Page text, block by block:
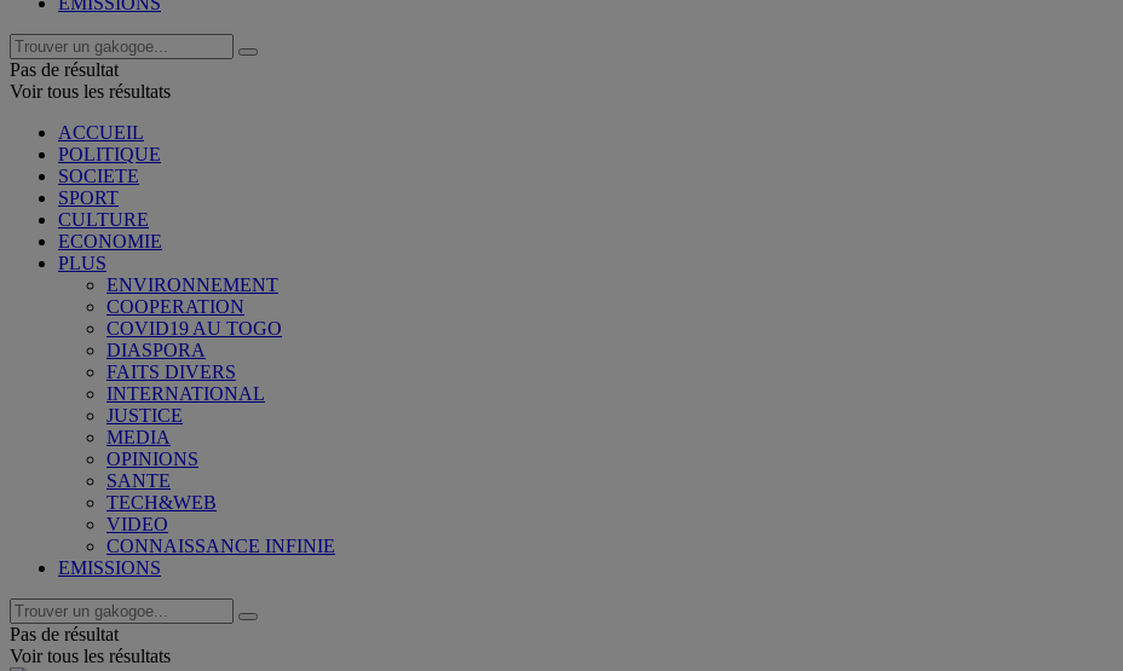
Pas de résultat
Voir tous les résultats
ACCUEIL
POLITIQUE
SOCIETE
SPORT
CULTURE
ECONOMIE
PLUS
ENVIRONNEMENT
COOPERATION
COVID19 AU TOGO
DIASPORA
FAITS DIVERS
INTERNATIONAL
JUSTICE
MEDIA
OPINIONS
SANTE
TECH&WEB
VIDEO
CONNAISSANCE INFINIE
EMISSIONS
Pas de résultat
Voir tous les résultats